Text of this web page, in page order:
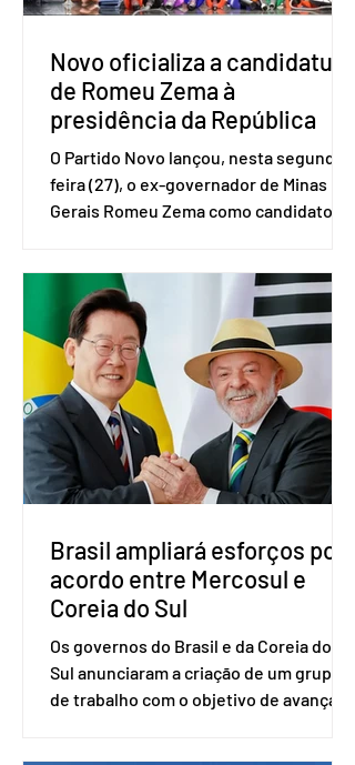
atingiram o maior rendime
Novo oficializa a candidatura
de Romeu Zema à
presidência da República
O Partido Novo lançou, nesta segunda-
feira (27), o ex-governador de Minas
Gerais Romeu Zema como candidato à
Brasília. O Novo ainda não definiu quem
vai compor a chapa como candidato a
vice-presidente. A convenção contou
com a presença do presidente nacional
do partido, Eduardo Ribeiro, e do
senador Eduardo Girão, filiado ao Novo
desde fevereiro de 2023. Formado em
administração de empresas pela
Fundaç
Brasil ampliará esforços por
acordo entre Mercosul e
Coreia do Sul
Os governos do Brasil e da Coreia do
Sul anunciaram a criação de um grupo
de trabalho com o objetivo de avançar